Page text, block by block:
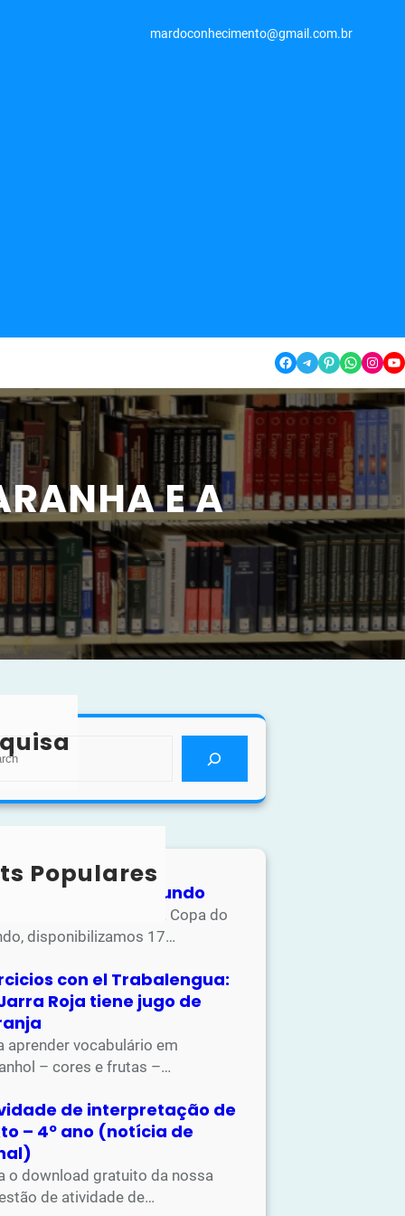
mardoconhecimento@gmail.com.br
Facebook Telegram Pinterest WhatsApp Instagram YouTube
E A
Populares
Copa do Mundo
apostila de atividades da Copa do
disponibilizamos 17…
con el Trabalengua:
Roja tiene jugo de
aprender vocabulário em
– cores e frutas –…
de interpretação de
– 4º ano (notícia de
o download gratuito da nossa
de atividade de…